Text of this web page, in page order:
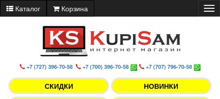
Каталог Корзина
+7 (727) 396-70-58 +7 (700) 396-70-58 +7 (707) 796-70-58
СКИДКИ
НОВИНКИ